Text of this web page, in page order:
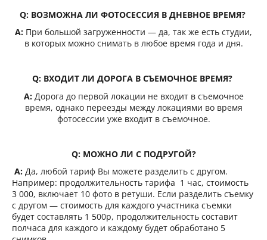
Q: ВОЗМОЖНА ЛИ ФОТОСЕССИЯ В ДНЕВНОЕ ВРЕМЯ?
A: При большой загруженности — да, так же есть студии,
в которых можно снимать в любое время года и дня.
Q: ВХОДИТ ЛИ ДОРОГА В СЪЕМОЧНОЕ ВРЕМЯ?
A:Дорога до первой локации не входит в съемочное
время, однако переезды между локациями во время
фотосессии уже входит в съемочное.
Q: МОЖНО ЛИ С ПОДРУГОЙ?
A: Да, любой тариф Вы можете разделить с другом.
Например: продолжительность тарифа 1 час, стоимость
3 000, включает 10 фото в ретуши. Если разделить съемку
с другом — стоимость для каждого участника съемки
будет составлять 1 500р, продолжительность составит
полчаса для каждого и каждому будет обработано 5